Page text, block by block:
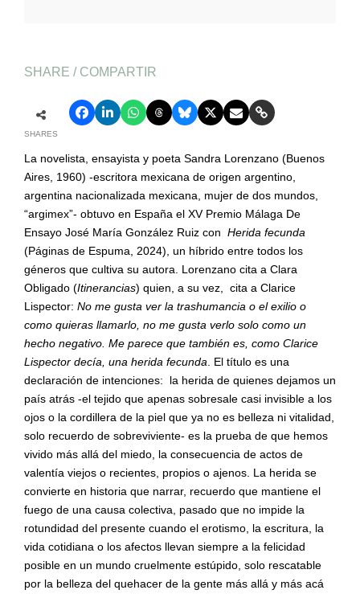
SHARE / COMPARTIR
SHARES
La novelista, ensayista y poeta Sandra Lorenzano (Buenos
Aires, 1960) -escritora mexicana de origen argentino,
argentina nacionalizada mexicana, mujer de dos mundos,
“argimex”- obtuvo en España el XV Premio Málaga De
Ensayo José María González Ruiz con Herida fecunda
(Páginas de Espuma, 2024), un híbrido entre todos los
géneros que cultiva su autora. Lorenzano cita a Clara
Obligado (Itinerancias) quien, a su vez, cita a Clarice
Lispector: No me gusta ver la trashumancia o el exilio o
como quieras llamarlo, no me gusta verlo solo como un
hecho negativo. Me parece que también es, como Clarice
Lispector decía, una herida fecunda . El título es una
declaración de intenciones:
la herida de quienes dejamos un
país atrás -el tejido que apenas sobresale casi invisible a los
ojos o la cordillera de la piel que ya no es belleza ni vitalidad,
solo recuerdo de sobreviviente- es la prueba de que hemos
vivido más allá del miedo, la consecuencia de actos de
valentía viejos o recientes, propios o ajenos. La herida se
convierte en historia que narrar, recuerdo que mantiene el
fuego de una causa colectiva, pasado que no impide la
rotundidad del presente cuando el erotismo, la escritura, la
vida cotidiana o los afectos llevan siempre a la felicidad
posible en un mundo cruelmente estúpido, solo rescatable
por la belleza del quehacer de la gente más allá y más acá